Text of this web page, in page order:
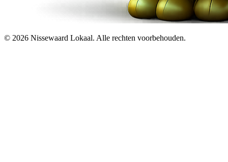
© 2026 Nissewaard Lokaal. Alle rechten voorbehouden.